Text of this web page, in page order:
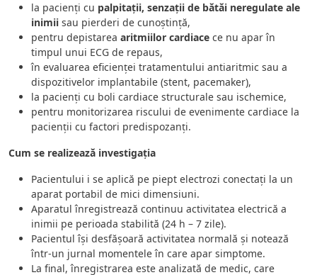
la pacienți cu palpitații, senzații de bătăi neregulate ale
inimii sau pierderi de cunoștință,
pentru depistarea aritmiilor cardiace ce nu apar în
timpul unui ECG de repaus,
în evaluarea eficienței tratamentului antiaritmic sau a
dispozitivelor implantabile (stent, pacemaker),
la pacienți cu boli cardiace structurale sau ischemice,
pentru monitorizarea riscului de evenimente cardiace la
pacienții cu factori predispozanți.
Cum se realizează investigația
Pacientului i se aplică pe piept electrozi conectați la un
aparat portabil de mici dimensiuni.
Aparatul înregistrează continuu activitatea electrică a
inimii pe perioada stabilită (24 h – 7 zile).
Pacientul își desfășoară activitatea normală și notează
într-un jurnal momentele în care apar simptome.
La final, înregistrarea este analizată de medic, care